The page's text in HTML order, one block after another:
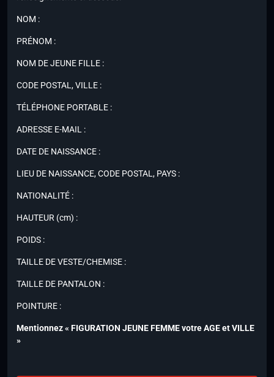
NOM :
PRÉNOM :
NOM DE JEUNE FILLE :
CODE POSTAL, VILLE :
TÉLÉPHONE PORTABLE :
ADRESSE E-MAIL :
DATE DE NAISSANCE :
LIEU DE NAISSANCE, CODE POSTAL, PAYS :
NATIONALITÉ :
HAUTEUR (cm) :
POIDS :
TAILLE DE VESTE/CHEMISE :
TAILLE DE PANTALON :
POINTURE :
Mentionnez « FIGURATION JEUNE FEMME votre AGE et VILLE
»